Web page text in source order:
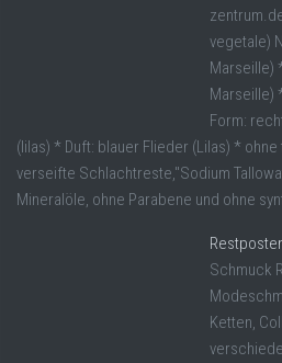
vegetale)
Marseille)
Marseille)
Form:
(lilas) * Duft: blauer Flieder (Lilas) *
verseifte Schlachtreste,"Sodium
Mineralöle, ohne Parabene und ohne
Schmuck
Ketten,